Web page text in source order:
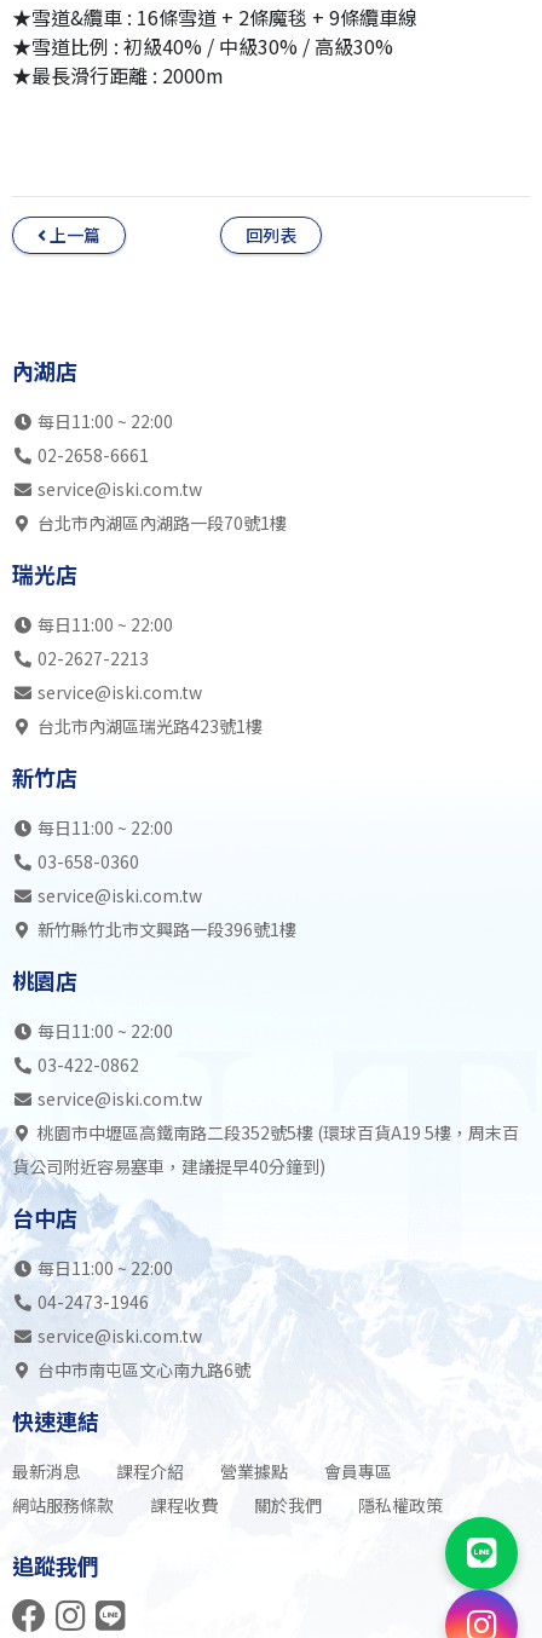
★雪道&纜車 : 16條雪道 + 2條魔毯 + 9條纜車線
★雪道比例 : 初級40% / 中級30% / 高級30%
★最長滑行距離 : 2000m
上一篇 回列表
內湖店
每日11:00 ~ 22:00
02-2658-6661
service@iski.com.tw
台北市內湖區內湖路一段70號1樓
瑞光店
每日11:00 ~ 22:00
02-2627-2213
service@iski.com.tw
台北市內湖區瑞光路423號1樓
新竹店
每日11:00 ~ 22:00
03-658-0360
service@iski.com.tw
新竹縣竹北市文興路一段396號1樓
桃園店
每日11:00 ~ 22:00
03-422-0862
service@iski.com.tw
桃園市中壢區高鐵南路二段352號5樓 (環球百貨A19 5樓，周末百
貨公司附近容易塞車，建議提早40分鐘到)
台中店
每日11:00 ~ 22:00
04-2473-1946
service@iski.com.tw
台中市南屯區文心南九路6號
快速連結
最新消息 課程介紹 營業據點
會員專區
網站服務條款
課程收費 關於我們 隱私權政策
追蹤我們